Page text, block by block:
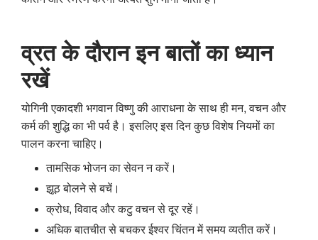
व्रत के दौरान इन बातों का ध्यान
रखें
योगिनी एकादशी भगवान विष्णु की आराधना के साथ ही मन, वचन और
कर्म की शुद्धि का भी पर्व है। इसलिए इस दिन कुछ विशेष नियमों का
पालन करना चाहिए।
तामसिक भोजन का सेवन न करें।
झूठ बोलने से बचें।
क्रोध, विवाद और कटु वचन से दूर रहें।
अधिक बातचीत से बचकर ईश्वर चिंतन में समय व्यतीत करें।